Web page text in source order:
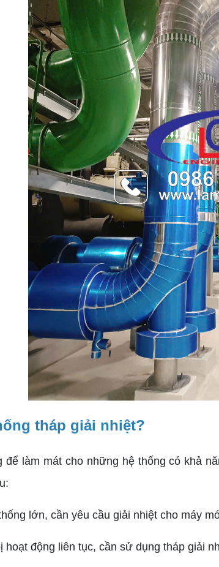
tháp giải nhiệt?
làm mát cho những hệ thống có khả
lớn, cần yêu cầu giải nhiệt cho máy
động liên tục, cần sử dụng tháp giải